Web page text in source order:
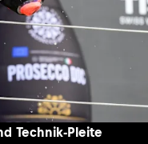
Technik-Pleite